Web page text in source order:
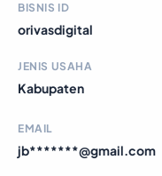
BISNIS ID
orivasdigital
JENIS USAHA
Kabupaten
EMAIL
jb*******@gmail.com